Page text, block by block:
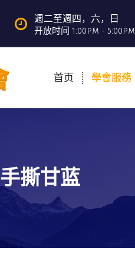
週二至週四，六，日
开放时间 1:00PM - 5:00PM
首页 學會服務
手撕甘蓝